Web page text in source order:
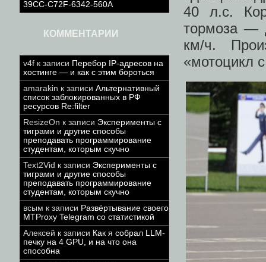
39CC-C72F-6342-560A
КОММЕНТАРИИ
v4f к записи Перебор IP-адресов на
хостинге — и как с этим бороться
amarakin к записи Альтернативный
список заблокированных в РФ
ресурсов Re:filter
ResizeOn к записи Эксперименты с
тиграми и другие способы
преподавать программирование
студентам, которым скучно
Text2Vid к записи Эксперименты с
тиграми и другие способы
преподавать программирование
студентам, которым скучно
всым к записи Развёртывание своего
MTProxy Telegram со статистикой
Алексей к записи Как я собрал LLM-
печку на 4 GPU, и на что она
способна
40 л.с.
тормоза —
км/ч.
«мотоцикл